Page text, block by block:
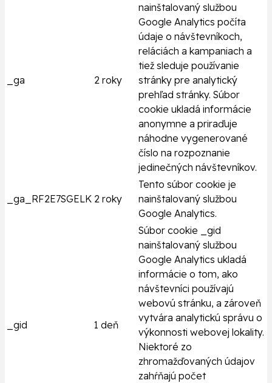
_ga 2 roky
nainštalovaný službou
Google Analytics počíta
údaje o návštevníkoch,
reláciách a kampaniach a
tiež sleduje používanie
stránky pre analytický
prehľad stránky. Súbor
cookie ukladá informácie
anonymne a priraďuje
náhodne vygenerované
číslo na rozpoznanie
jedinečných návštevníkov.
_ga_RF2E7SGELK 2 roky
Tento súbor cookie je
nainštalovaný službou
Google Analytics.
_gid 1 deň
Súbor cookie _gid
nainštalovaný službou
Google Analytics ukladá
informácie o tom, ako
návštevníci používajú
webovú stránku, a zároveň
vytvára analytickú správu o
výkonnosti webovej lokality.
Niektoré zo
zhromažďovaných údajov
zahŕňajú počet